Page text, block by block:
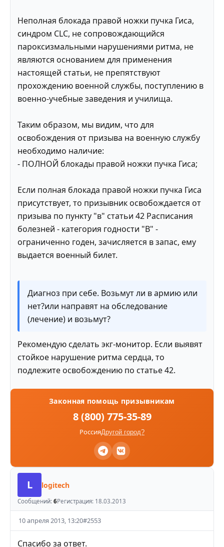
Неполная блокада правой ножки пучка Гиса,
синдром CLC, не сопровождающийся
пароксизмальными нарушениями ритма, не
являются основанием для применения
настоящей статьи, не препятствуют
прохождению военной службы, поступлению в
военно-учебные заведения и училища.
Таким образом, мы видим, что для
освобождения от призыва на военную службу
необходимо наличие:
- ПОЛНОЙ блокады правой ножки пучка Гиса;
Если полная блокада правой ножки пучка Гиса
присутствует, то призывник освобождается от
призыва по пункту "в" статьи 42 Расписания
болезней - категория годности "В" -
ограниченно годен, зачисляется в запас, ему
выдается военный билет.
Диагноз при себе. Возьмут ли в армию или
нет?или направят на обследование
(лечение) и возьмут?
Рекомендую сделать экг-монитор. Если выявят
стойкое нарушение ритма сердца, то
подлежите освобождению по статье 42.
Законная помощь призывникам
8 (800) 775-35-89
РоссияДругой город?
L logitech
Сообщений: 6Регистрация: 18.03.2013
10 апреля 2013, 13:20#2553
Спасибо за ответ.